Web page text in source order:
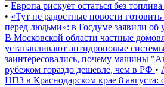
• Европа рискует остаться без
• «Тут не радостные новости готовить
перед людьми»: в Госдуме заявили об
В Московской области частные
устанавливают антидроновые
заинтересовались, почему машины
рубежом гораздо дешевле, чем в РФ •
НПЗ в Краснодарском крае 8 августа: